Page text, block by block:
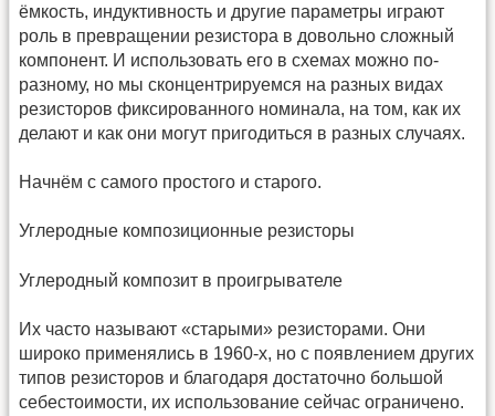
ёмкость, индуктивность и другие параметры играют
роль в превращении резистора в довольно сложный
компонент. И использовать его в схемах можно по-
разному, но мы сконцентрируемся на разных видах
резисторов фиксированного номинала, на том, как их
делают и как они могут пригодиться в разных случаях.
Начнём с самого простого и старого.
Углеродные композиционные резисторы
Углеродный композит в проигрывателе
Их часто называют «старыми» резисторами. Они
широко применялись в 1960-х, но с появлением других
типов резисторов и благодаря достаточно большой
себестоимости, их использование сейчас ограничено.